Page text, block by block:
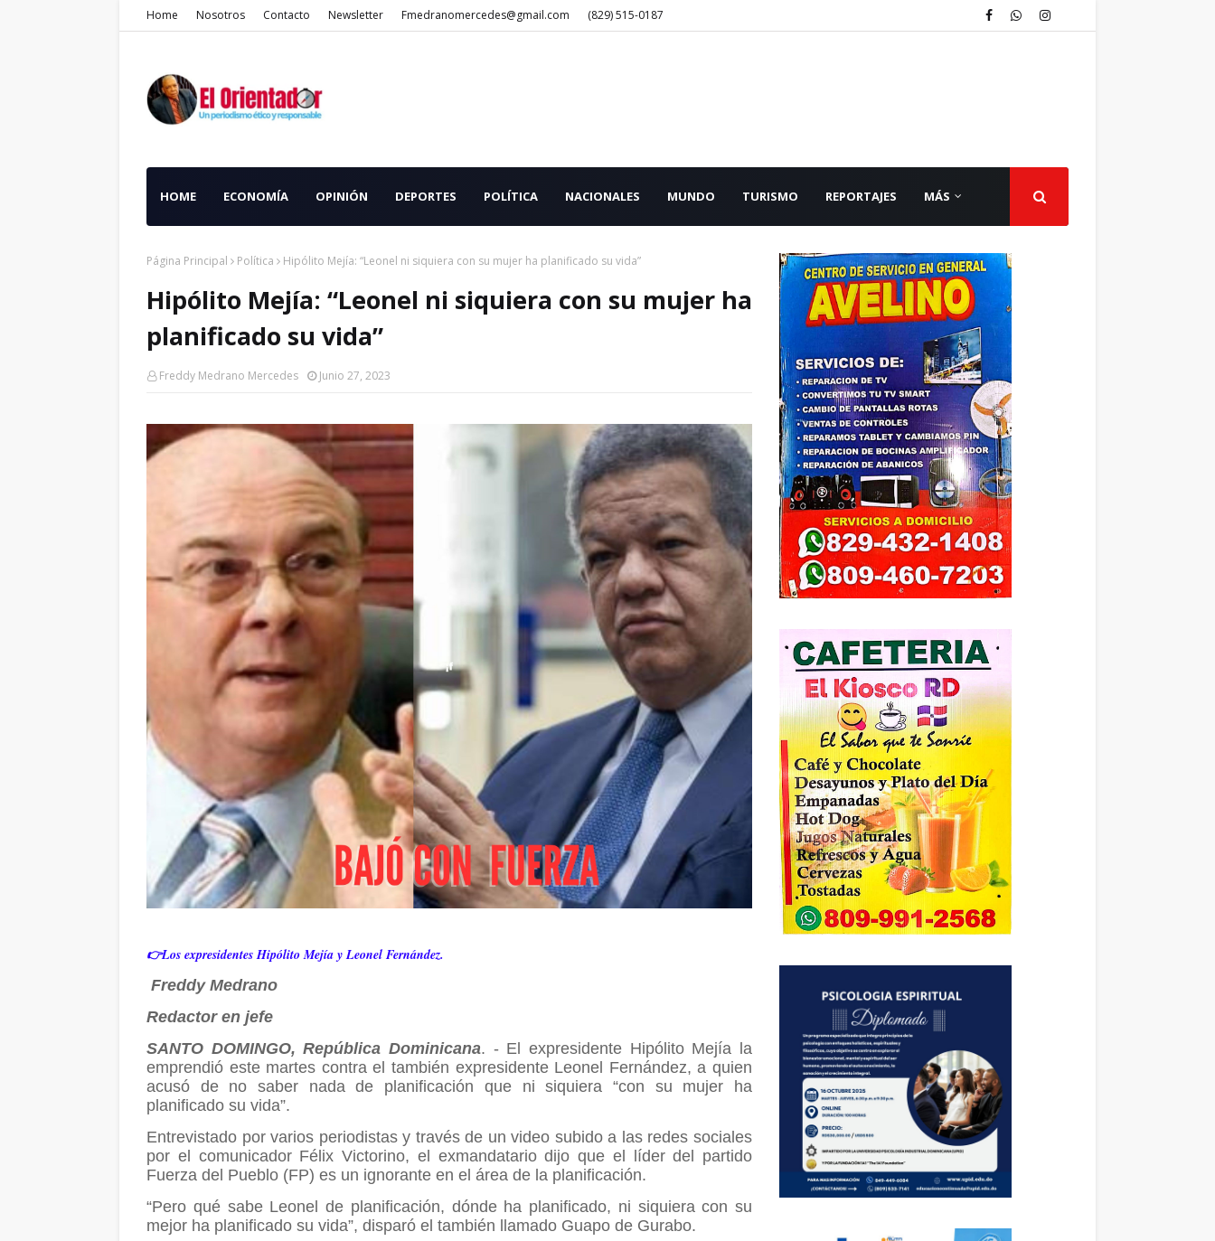
Home Nosotros Contacto Newsletter Fmedranomercedes@gmail.com (829) 515-0187
HOME ECONOMÍA OPINIÓN DEPORTES POLÍTICA NACIONALES MUNDO TURISMO REPORTAJES MÁS
Página Principal Política Hipólito Mejía: “Leonel ni siquiera con su mujer ha planificado su vida”
Hipólito Mejía: “Leonel ni siquiera con su mujer ha
planificado su vida”
Freddy Medrano Mercedes Junio 27, 2023
👉Los expresidentes Hipólito Mejía y Leonel Fernández.
Freddy Medrano
Redactor en jefe
SANTO DOMINGO, República Dominicana. - El expresidente Hipólito Mejía la
emprendió este martes contra el también expresidente Leonel Fernández, a quien
acusó de no saber nada de planificación que ni siquiera “con su mujer ha
planificado su vida”.
Entrevistado por varios periodistas y través de un video subido a las redes sociales
por el comunicador Félix Victorino, el exmandatario dijo que el líder del partido
Fuerza del Pueblo (FP) es un ignorante en el área de la planificación.
“Pero qué sabe Leonel de planificación, dónde ha planificado, ni siquiera con su
mejor ha planificado su vida”, disparó el también llamado Guapo de Gurabo.